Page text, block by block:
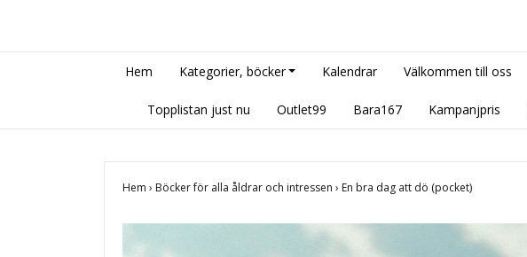
Hem Kategorier, böcker Kalendrar Välkommen till oss
Topplistan just nu Outlet99 Bara167 Kampanjpris
Hem › Böcker för alla åldrar och intressen › En bra dag att dö (pocket)